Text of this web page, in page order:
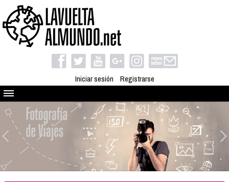
Iniciar sesión Registrarse
Quienes somos
El proyecto
Blog
Viaja con nosotros
Camino solidario